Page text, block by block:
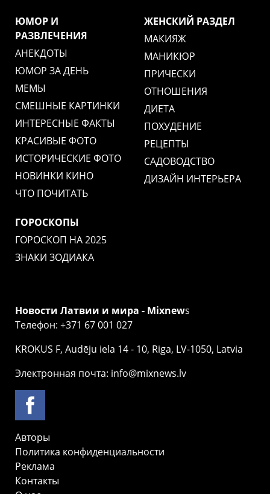
ЮМОР И
РАЗВЛЕЧЕНИЯ
АНЕКДОТЫ
ЮМОР ЗА ДЕНЬ
МЕМЫ
СМЕШНЫЕ КАРТИНКИ
ИНТЕРЕСНЫЕ ФАКТЫ
КРАСИВЫЕ ФОТО
ИСТОРИЧЕСКИЕ ФОТО
НОВИНКИ КИНО
ЧТО ПОЧИТАТЬ
ЖЕНСКИЙ РАЗДЕЛ
МАКИЯЖ
МАНИКЮР
ПРИЧЕСКИ
ОТНОШЕНИЯ
ДИЕТА
ПОХУДЕНИЕ
РЕЦЕПТЫ
САДОВОДСТВО
ДИЗАЙН ИНТЕРЬЕРА
ГОРОСКОПЫ
ГОРОСКОП НА 2025
ЗНАКИ ЗОДИАКА
Новости Латвии и мира - Mixnews
Телефон: +371 67 001 027
KROKUS F, Audēju iela 14 - 10, Riga, LV-1050, Latvia
Электронная почта: info@mixnews.lv
Авторы
Политика конфиденциальности
Реклама
Контакты